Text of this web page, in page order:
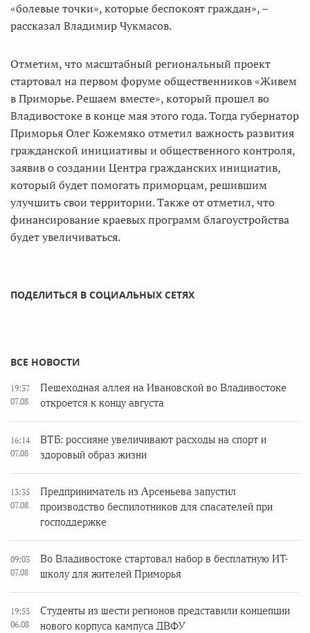
«болевые точки», которые беспокоят граждан», –
рассказал Владимир Чукмасов.
Отметим, что масштабный региональный проект
стартовал на первом форуме общественников «Живем
в Приморье. Решаем вместе», который прошел во
Владивостоке в конце мая этого года. Тогда губернатор
Приморья Олег Кожемяко отметил важность развития
гражданской инициативы и общественного контроля,
заявив о создании Центра гражданских инициатив,
который будет помогать приморцам, решившим
улучшить свои территории. Также от отметил, что
финансирование краевых программ благоустройства
будет увеличиваться.
ПОДЕЛИТЬСЯ В СОЦИАЛЬНЫХ СЕТЯХ
ВСЕ НОВОСТИ
19:37
07.08
Пешеходная аллея на Ивановской во Владивостоке
откроется к концу августа
16:14
07.08
ВТБ: россияне увеличивают расходы на спорт и
здоровый образ жизни
13:35
07.08
Предприниматель из Арсеньева запустил
производство беспилотников для спасателей при
господдержке
09:03
07.08
Во Владивостоке стартовал набор в бесплатную ИТ-
школу для жителей Приморья
19:55
06.08
Студенты из шести регионов представили концепции
нового корпуса кампуса ДВФУ